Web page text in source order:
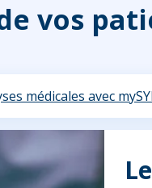
vos
médicales avec